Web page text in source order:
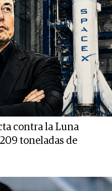
contra la Luna
toneladas de